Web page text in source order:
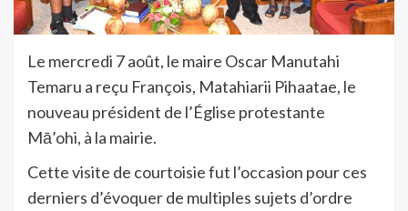
Le mercredi 7 août, le maire Oscar Manutahi
Temaru a reçu François, Matahiarii Pihaatae, le
nouveau président de l’Église protestante
Mā’ohi, à la mairie.
Cette visite de courtoisie fut l’occasion pour ces
derniers d’évoquer de multiples sujets d’ordre